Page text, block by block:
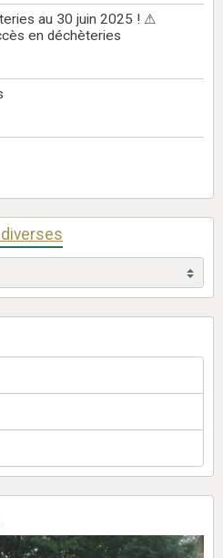
au 30 juin 2025 ! ⚠
en déchèteries